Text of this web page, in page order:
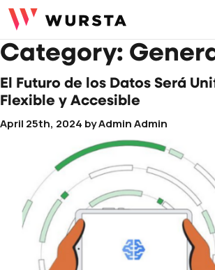
Servicios Gestionados
Migración e Incorporación de
Optimización y Apoyo de Google
Manejo de Cambios Organizacionales
DMARC Servicios de Implementación
Servicios de Salesforce
Category:
El Futuro de los Datos Será
Flexible y Accesible
April 25th, 2024 byAdmin Admin